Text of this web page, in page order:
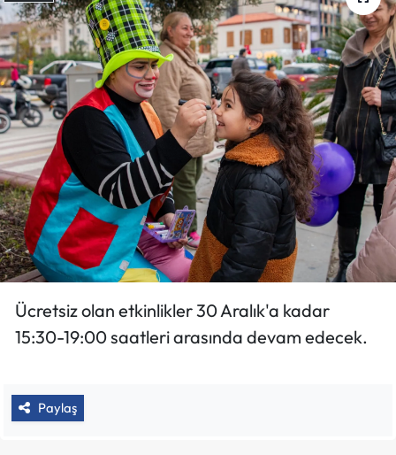
Ücretsiz olan etkinlikler 30 Aralık'a kadar
15:30-19:00 saatleri arasında devam edecek.
Paylaş